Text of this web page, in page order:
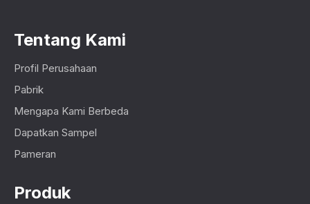
Tentang Kami
Profil Perusahaan
Pabrik
Mengapa Kami Berbeda
Dapatkan Sampel
Pameran
Produk